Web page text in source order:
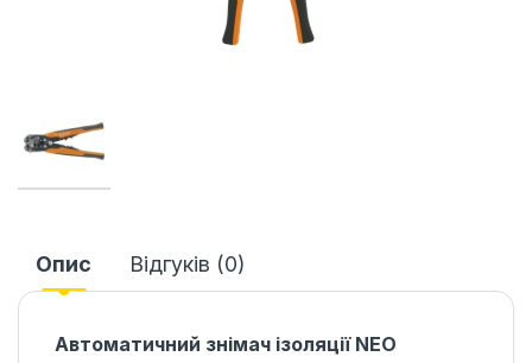
Опис Відгуків (0)
Автоматичний знімач ізоляції NEO